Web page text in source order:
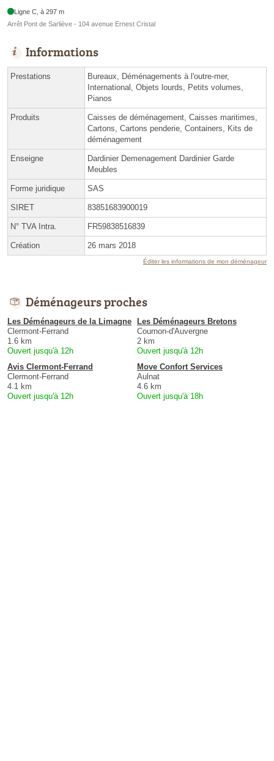
Ligne C, à 297 m
Arrêt Pont de Sarliève - 104 avenue Ernest Cristal
Informations
Prestations
Bureaux, Déménagements à l'outre-mer,
International, Objets lourds, Petits volumes,
Pianos
Produits
Caisses de déménagement, Caisses maritimes,
Cartons, Cartons penderie, Containers, Kits de
déménagement
Enseigne
Dardinier Demenagement Dardinier Garde
Meubles
Forme juridique SAS
SIRET 83851683900019
N° TVA Intra. FR59838516839
Création 26 mars 2018
Éditer les informations de mon déménageur
Déménageurs proches
Les Déménageurs de la Limagne
Clermont-Ferrand
1.6 km
Ouvert jusqu'à 12h
Les Déménageurs Bretons
Cournon-d'Auvergne
2 km
Ouvert jusqu'à 12h
Avis Clermont-Ferrand
Clermont-Ferrand
4.1 km
Ouvert jusqu'à 12h
Move Confort Services
Aulnat
4.6 km
Ouvert jusqu'à 18h